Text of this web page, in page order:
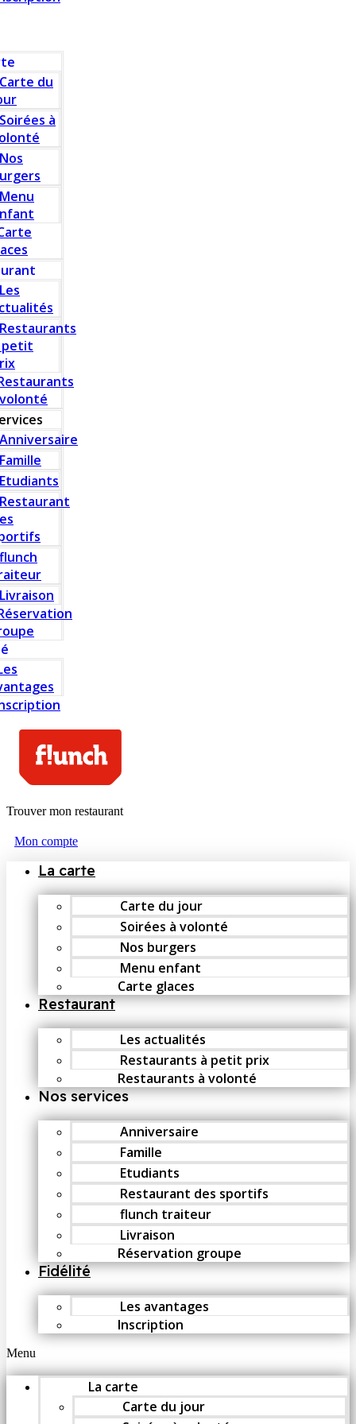
Carte du
Soirées à
Nos
Menu
Les
Restaurants
petit
Anniversaire
Famille
Etudiants
Restaurant
flunch
Livraison
Trouver mon restaurant
Mon compte
La carte
Carte du jour
Soirées à volonté
Nos burgers
Menu enfant
Carte glaces
Restaurant
Les actualités
Restaurants à petit prix
Restaurants à volonté
Nos services
Anniversaire
Famille
Etudiants
Restaurant des sportifs
flunch traiteur
Livraison
Réservation groupe
Fidélité
Les avantages
Inscription
Menu
La carte
Carte du jour